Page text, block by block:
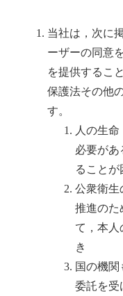
当社は，次に
ーザーの同意
を提供するこ
保護法その他
す。
人の生
必要があ
ることが
公衆衛生
推進のた
て，本人
き
国の機
委託を受